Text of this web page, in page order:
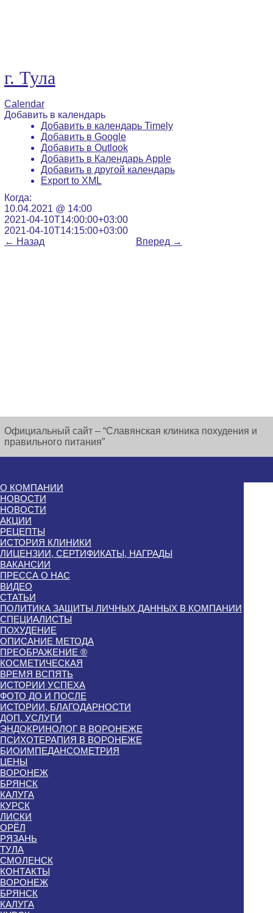
г. Тула
Calendar
Добавить в календарь
Добавить в календарь Timely
Добавить в Google
Добавить в Outlook
Добавить в Календарь Apple
Добавить в другой календарь
Export to XML
Когда:
10.04.2021 @ 14:00
2021-04-10T14:00:00+03:00
2021-04-10T14:15:00+03:00
← Назад Вперед →
Официальный сайт – “Славянская клиника похудения и
правильного питания”
О КОМПАНИИ
НОВОСТИ
НОВОСТИ
АКЦИИ
РЕЦЕПТЫ
ИСТОРИЯ КЛИНИКИ
ЛИЦЕНЗИИ, СЕРТИФИКАТЫ, НАГРАДЫ
ВАКАНСИИ
ПРЕССА О НАС
ВИДЕО
СТАТЬИ
ПОЛИТИКА ЗАЩИТЫ ЛИЧНЫХ ДАННЫХ В КОМПАНИИ
СПЕЦИАЛИСТЫ
ПОХУДЕНИЕ
ОПИСАНИЕ МЕТОДА
ПРЕОБРАЖЕНИЕ ®
КОСМЕТИЧЕСКАЯ
ВРЕМЯ ВСПЯТЬ
ИСТОРИИ УСПЕХА
ФОТО ДО И ПОСЛЕ
ИСТОРИИ, БЛАГОДАРНОСТИ
ДОП. УСЛУГИ
ЭНДОКРИНОЛОГ В ВОРОНЕЖЕ
ПСИХОТЕРАПИЯ В ВОРОНЕЖЕ
БИОИМПЕДАНСОМЕТРИЯ
ЦЕНЫ
ВОРОНЕЖ
БРЯНСК
КАЛУГА
КУРСК
ЛИСКИ
ОРЁЛ
РЯЗАНЬ
ТУЛА
СМОЛЕНСК
КОНТАКТЫ
ВОРОНЕЖ
БРЯНСК
КАЛУГА